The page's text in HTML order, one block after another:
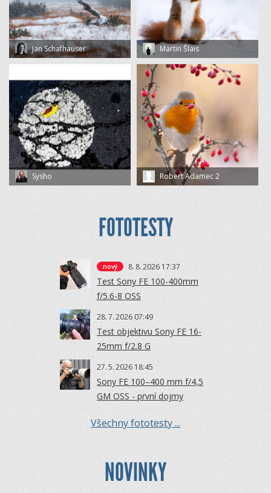
Jan Schafhauser Martin Šlais
Sysho Robert Adamec 2
FOTOTESTY
nový 8. 8.2026 17:37
Test Sony FE 100-400mm
f/5.6-8 OSS
28.7.2026 07:49
Test objektivu Sony FE 16-
25mm f/2.8 G
27.5.2026 18:45
Sony FE 100–400 mm f/4,5
GM OSS - první dojmy
Všechny fototesty ...
NOVINKY